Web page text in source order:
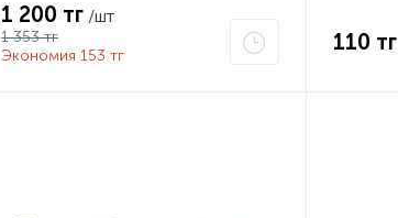
1 200 тг /шт
1 353 тг
Экономия 153 тг
110 тг